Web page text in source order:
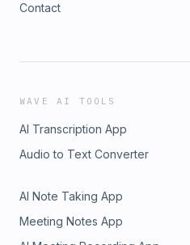
Contact
WAVE AI TOOLS
AI Transcription App
Audio to Text Converter
AI Note Taking App
Meeting Notes App